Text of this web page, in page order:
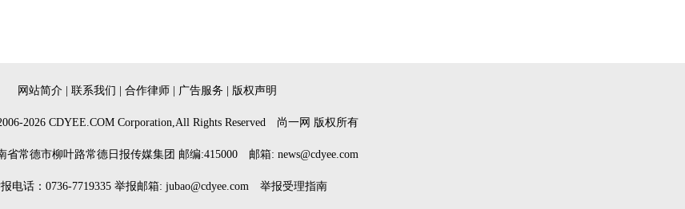
网站简介 联系我们 合作律师 广告服务 版权声明
2026 CDYEE.COM Corporation,All Rights Reserved 尚一网 版权所有
省常德市柳叶路常德日报传媒集团 邮编:415000 邮箱: news@cdyee.com
电话：0736-7719335 举报邮箱: jubao@cdyee.com 举报受理指南